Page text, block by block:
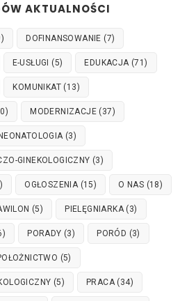
AKTUALNOŚCI
DOFINANSOWANIE (7)
E-USŁUGI (5) EDUKACJA(71)
KOMUNIKAT (13)
MODERNIZACJE (37)
NEONATOLOGIA(3)
GINEKOLOGICZNY (3)
OGŁOSZENIA(15) O NAS (18)
(5) PIELĘGNIARKA(3)
PORADY (3) PORÓD (3)
(5)
(5) PRACA(34)